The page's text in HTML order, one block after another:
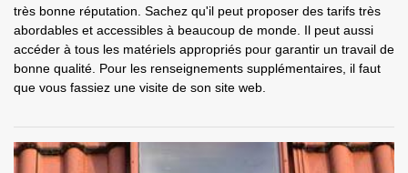
très bonne réputation. Sachez qu'il peut proposer des tarifs très
abordables et accessibles à beaucoup de monde. Il peut aussi
accéder à tous les matériels appropriés pour garantir un travail de
bonne qualité. Pour les renseignements supplémentaires, il faut
que vous fassiez une visite de son site web.